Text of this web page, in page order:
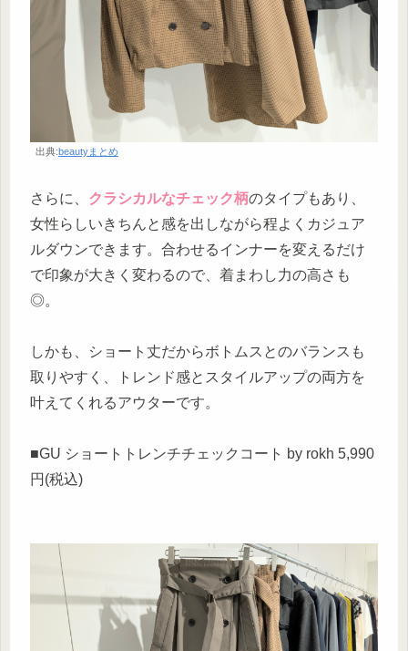
出典:beautyまとめ
さらに、 クラシカルなチェック柄のタイプもあり、
女性らしいきちんと感を出しながら程よくカジュア
ルダウンできます。合わせるインナーを変えるだけ
で印象が大きく変わるので、着まわし力の高さも
◎。
しかも、ショート丈だからボトムスとのバランスも
取りやすく、トレンド感とスタイルアップの両方を
叶えてくれるアウターです。
■GU ショートトレンチチェックコート by rokh 5,990
円(税込)